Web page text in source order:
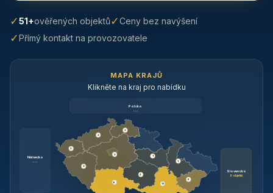
✓51+ověřených objektů✓Ceny bez navýšení
✓Přímý kontakt na provozovatele
MAPA KRAJŮ
Klikněte na kraj pro nabídku
Polsko
brzy
Německo
brzy
Slovensko
6 objektů
3
9
3
3
3
3
1
2
11
1
6